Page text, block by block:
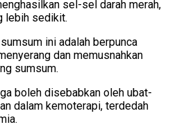
sel-sel darah merah,
lebih sedikit.
ini adalah berpunca
dan memusnahkan
sumsum.
boleh disebabkan oleh ubat-
dalam kemoterapi, terdedah